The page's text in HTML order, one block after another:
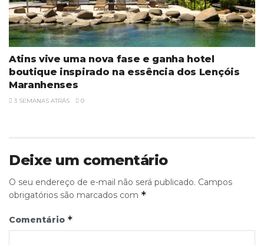
Atins vive uma nova fase e ganha hotel
boutique inspirado na essência dos Lençóis
Maranhenses
3 SEMANAS ATRÁS 0
Deixe um comentário
O seu endereço de e-mail não será publicado. Campos
obrigatórios são marcados com *
Comentário *